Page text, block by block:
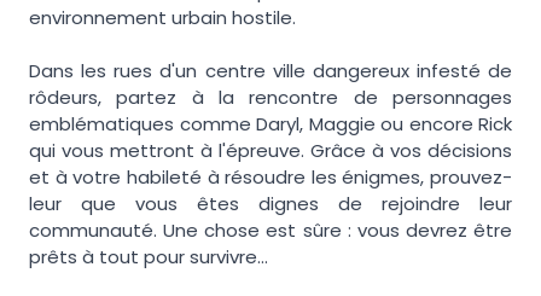
environnement urbain hostile.
Dans les rues d'un centre ville dangereux infesté de
rôdeurs, partez à la rencontre de personnages
emblématiques comme Daryl, Maggie ou encore Rick
qui vous mettront à l'épreuve. Grâce à vos décisions
et à votre habileté à résoudre les énigmes, prouvez-
leur que vous êtes dignes de rejoindre leur
communauté. Une chose est sûre : vous devrez être
prêts à tout pour survivre...